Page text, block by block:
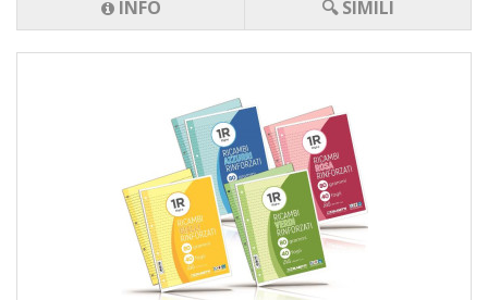
INFO
🔍 SIMILI